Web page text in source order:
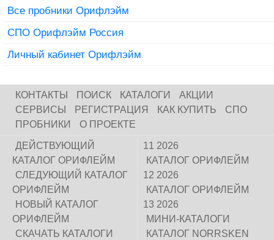
Все пробники Орифлэйм
СПО Орифлэйм Россия
Личный кабинет Орифлэйм
КОНТАКТЫ ПОИСК КАТАЛОГИ
АКЦИИ
СЕРВИСЫ
РЕГИСТРАЦИЯ КАК КУПИТЬ
СПО
ПРОБНИКИ
О ПРОЕКТЕ
ДЕЙСТВУЮЩИЙ
КАТАЛОГ ОРИФЛЕЙМ
СЛЕДУЮЩИЙ КАТАЛОГ
ОРИФЛЕЙМ
НОВЫЙ КАТАЛОГ
ОРИФЛЕЙМ
СКАЧАТЬ КАТАЛОГИ
11 2026
КАТАЛОГ ОРИФЛЕЙМ
12 2026
КАТАЛОГ ОРИФЛЕЙМ
13 2026
МИНИ-КАТАЛОГИ
КАТАЛОГ NORRSKEN